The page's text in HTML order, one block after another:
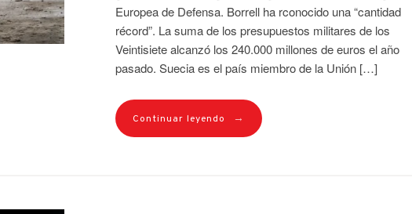
Europea de Defensa. Borrell ha rconocido una “cantidad
récord”. La suma de los presupuestos militares de los
Veintisiete alcanzó los 240.000 millones de euros el año
pasado. Suecia es el país miembro de la Unión […]
Continuar leyendo →